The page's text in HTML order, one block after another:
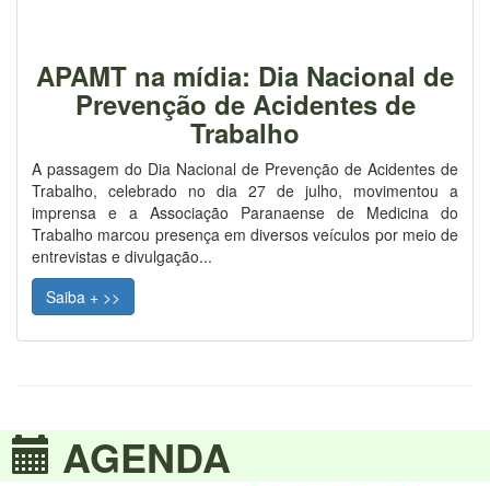
APAMT na mídia: Dia Nacional de
Prevenção de Acidentes de
Trabalho
A passagem do Dia Nacional de Prevenção de Acidentes de
Trabalho, celebrado no dia 27 de julho, movimentou a
imprensa e a Associação Paranaense de Medicina do
Trabalho marcou presença em diversos veículos por meio de
entrevistas e divulgação...
Saiba + >>
AGENDA